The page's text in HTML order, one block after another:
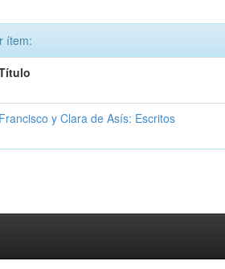
ítem:
Francisco y Clara de Asís: Escritos